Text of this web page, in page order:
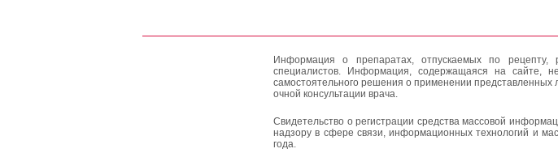
Информация о препаратах, отпускаемых по
специалистов. Информация, содержащаяся на сайте,
самостоятельного решения о применении
очной консультации врача.
Свидетельство о регистрации средства массовой
надзору в сфере связи, информационных технологий и
года.